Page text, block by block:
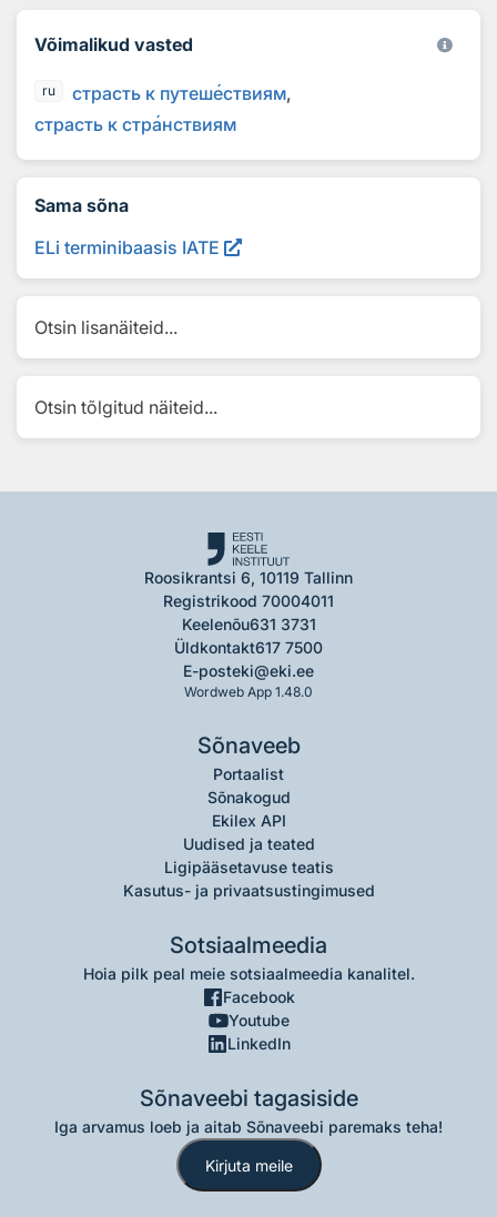
Võimalikud vasted
ru страсть к путешествиям
страсть к странствиям
Sama sõna
ELi terminibaasis IATE
Otsin lisanäiteid...
Otsin tõlgitud näiteid...
Roosikrantsi 6, 10119 Tallinn
Registrikood 70004011
Keelenõu631 3731
Üldkontakt617 7500
E-posteki@eki.ee
Wordweb App 1.48.0
Sõnaveeb
Portaalist
Sõnakogud
Ekilex API
Uudised ja teated
Ligipääsetavuse teatis
Kasutus- ja privaatsustingimused
Sotsiaalmeedia
Hoia pilk peal meie sotsiaalmeedia kanalitel.
Facebook
Youtube
LinkedIn
Sõnaveebi tagasiside
Iga arvamus loeb ja aitab Sõnaveebi paremaks teha!
Kirjuta meile